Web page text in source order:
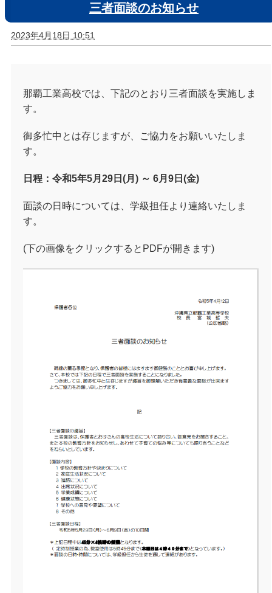
三者面談のお知らせ
2023年4月18日 10:51
那覇工業高校では、下記のとおり三者面談を実施しま
す。
御多忙中とは存じますが、ご協力をお願いいたしま
す。
日程：令和5年5月29日(月) ～ 6月9日(金)
面談の日時については、学級担任より連絡いたしま
す。
(下の画像をクリックするとPDFが開きます)